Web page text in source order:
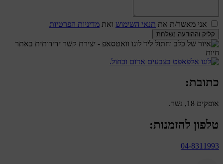
אני מאשר/ת את תנאי השימוש ואת מדיניות הפרטיות
קליק וההודעה נשלחת
כתובת:
אופקים 18, נשר.
טלפון להזמנות:
04-8311993